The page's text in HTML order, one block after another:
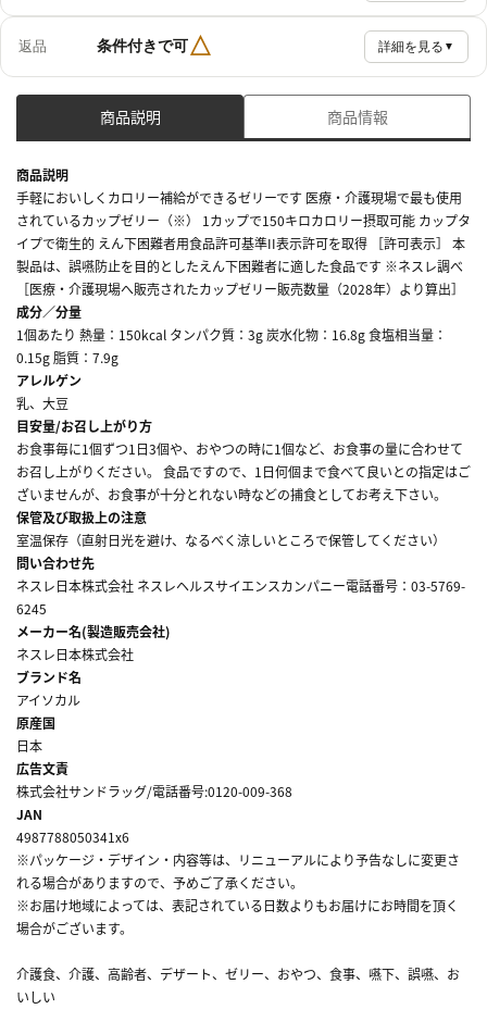
返品 条件付きで可△ 詳細を見る ▼
商品説明 商品情報
商品説明
手軽においしくカロリー補給ができるゼリーです 医療・介護現場で最も使用
されているカップゼリー（※） 1カップで150キロカロリー摂取可能 カップタ
イプで衛生的 えん下困難者用食品許可基準II表示許可を取得 ［許可表示］ 本
製品は、誤嚥防止を目的としたえん下困難者に適した食品です ※ネスレ調べ
［医療・介護現場へ販売されたカップゼリー販売数量（2028年）より算出］
成分／分量
1個あたり 熱量：150kcal タンパク質：3g 炭水化物：16.8g 食塩相当量：
0.15g 脂質：7.9g
アレルゲン
乳、大豆
目安量/お召し上がり方
お食事毎に1個ずつ1日3個や、おやつの時に1個など、お食事の量に合わせて
お召し上がりください。 食品ですので、1日何個まで食べて良いとの指定はご
ざいませんが、お食事が十分とれない時などの捕食としてお考え下さい。
保管及び取扱上の注意
室温保存（直射日光を避け、なるべく涼しいところで保管してください）
問い合わせ先
ネスレ日本株式会社 ネスレヘルスサイエンスカンパニー電話番号：03-5769-
6245
メーカー名(製造販売会社)
ネスレ日本株式会社
ブランド名
アイソカル
原産国
日本
広告文責
株式会社サンドラッグ/電話番号:0120-009-368
JAN
4987788050341x6
※パッケージ・デザイン・内容等は、リニューアルにより予告なしに変更さ
れる場合がありますので、予めご了承ください。
※お届け地域によっては、表記されている日数よりもお届けにお時間を頂く
場合がございます。
介護食、介護、高齢者、デザート、ゼリー、おやつ、食事、嚥下、誤嚥、お
いしい